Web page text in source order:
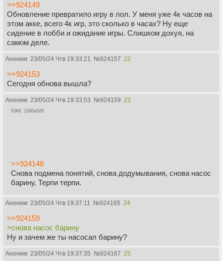
>>924149
Обновление превратило игру в лол. У меня уже 4к часов на
этом акке, всего 4к игр, это сколько в часах? Ну еще
сидение в лобби и ожидание игры. Слишком дохуя, на
самом деле.
Аноним 23/05/24 Чтв 19:33:21 №924157 22
>>924153
Сегодня обнова вышла?
Аноним 23/05/24 Чтв 19:33:53 №924159 23
53Кб, 1200x628
>>924148
Снова подмена понятий, снова додумывания, снова насос
барину. Терпи терпи.
Аноним 23/05/24 Чтв 19:37:11 №924165 24
>>924159
>снова насос барину
Ну и зачем же ты насосал барину?
Аноним 23/05/24 Чтв 19:37:35 №924167 25